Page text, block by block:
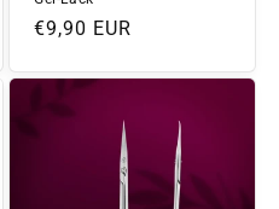
Normaler
€9,90 EUR